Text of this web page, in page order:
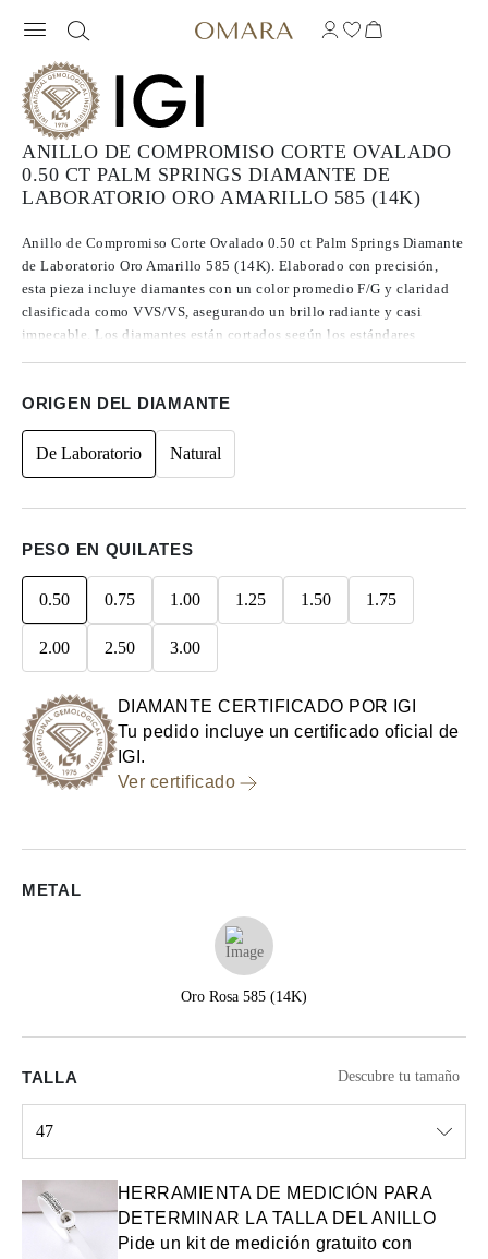
ANILLO DE COMPROMISO CORTE OVALADO
0.50 CT PALM SPRINGS DIAMANTE DE
LABORATORIO ORO AMARILLO 585 (14K)
Anillo de Compromiso Corte Ovalado 0.50 ct Palm Springs Diamante
de Laboratorio Oro Amarillo 585 (14K). Elaborado con precisión,
esta pieza incluye diamantes con un color promedio F/G y claridad
clasificada como VVS/VS, asegurando un brillo radiante y casi
impecable. Los diamantes están cortados según los estándares
excepcional, y no presentan fluorescencia.
ORIGEN DEL DIAMANTE
De Laboratorio Natural
PESO EN QUILATES
0.50 0.75 1.00 1.25 1.50 1.75
2.00 2.50 3.00
DIAMANTE CERTIFICADO POR IGI
Tu pedido incluye un certificado oficial de
IGI.
Ver certificado
METAL
Oro Rosa 585 (14K)
TALLA Descubre tu tamaño
47
HERRAMIENTA DE MEDICIÓN PARA
DETERMINAR LA TALLA DEL ANILLO
Pide un kit de medición gratuito con